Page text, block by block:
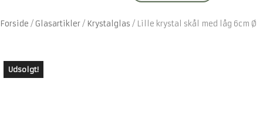
Forside / Glasartikler/ Krystalglas / Lille krystal skål med låg 6cm Ø
Udsolgt!